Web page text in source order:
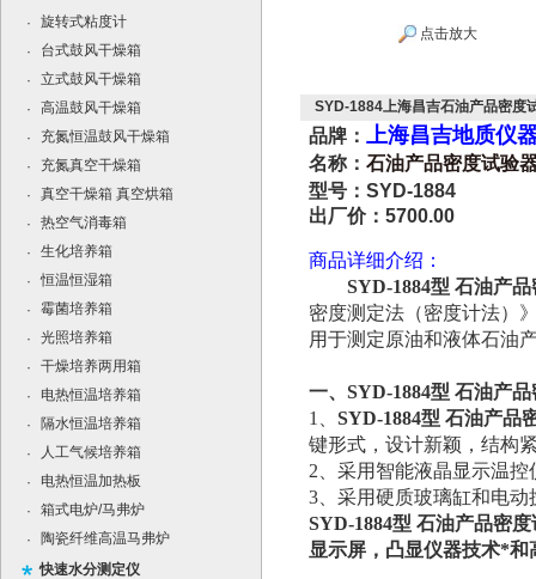
·
旋转式粘度计
·
台式鼓风干燥箱
·
立式鼓风干燥箱
·
高温鼓风干燥箱
·
充氮恒温鼓风干燥箱
·
充氮真空干燥箱
·
真空干燥箱 真空烘箱
·
热空气消毒箱
·
生化培养箱
·
恒温恒湿箱
·
霉菌培养箱
·
光照培养箱
·
干燥培养两用箱
·
电热恒温培养箱
·
隔水恒温培养箱
·
人工气候培养箱
·
电热恒温加热板
·
箱式电炉/马弗炉
·
陶瓷纤维高温马弗炉
快速水分测定仪
点击放大
SYD-1884上海昌吉石油产品密度
品牌： 上海昌吉地质仪
名称： 石油产品密度试验
型号： SYD-1884
出厂价：5700.00
商品详细介绍：
SYD-1884型 石油产
密度测定法（密度计法）
用于测定原油和液体石油
一、 SYD-1884型 石油产
1、 SYD-1884型 石油产品
键形式，设计新颖，结构
2、采用智能液晶显示温
3、采用硬质玻璃缸和电
SYD-1884型 石油产品密
显示屏，凸显仪器技术*